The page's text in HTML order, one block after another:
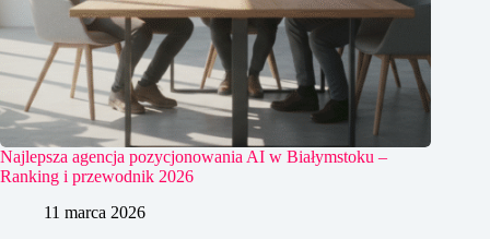
Najlepsza agencja pozycjonowania AI w Białymstoku –
Ranking i przewodnik 2026
11 marca 2026